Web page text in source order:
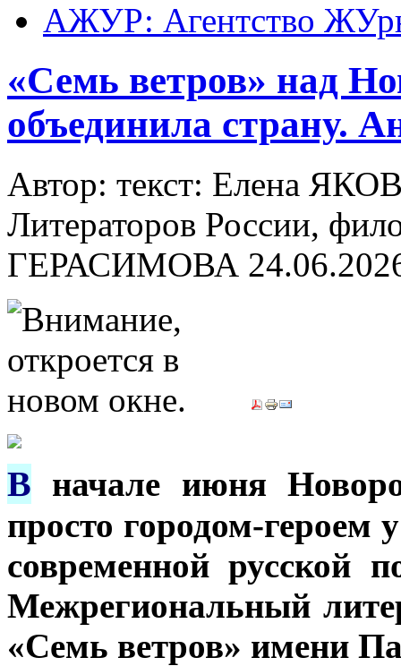
АЖУР: Агентство
«Семь ветров» над
объединила страну.
Автор: текст: Елена
Литераторов России,
ГЕРАСИМОВА
В начале июня
просто городом-героем
современной русской
Межрегиональный
«Семь ветров» имени